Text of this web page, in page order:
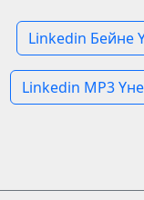
Linkedin Бейне
Linkedin MP3